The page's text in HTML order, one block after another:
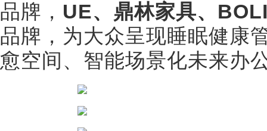
品牌， UE、鼎林家具、
品牌，为大众呈现睡眠健康
愈空间、智能场景化未来办